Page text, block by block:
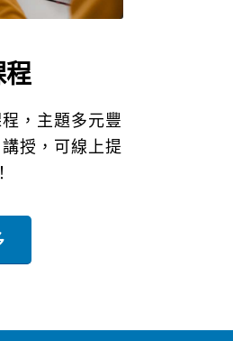
程
，主題多元豐
授，可線上提